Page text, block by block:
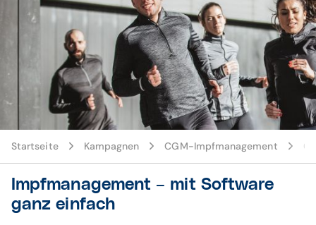
Startseite Kampagnen CGM-Impfmanagement
Impfmanagement – mit Software
ganz einfach